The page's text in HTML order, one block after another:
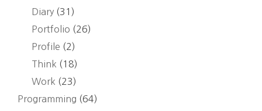
Diary (31)
Portfolio (26)
Profile (2)
Think (18)
Work (23)
Programming (64)